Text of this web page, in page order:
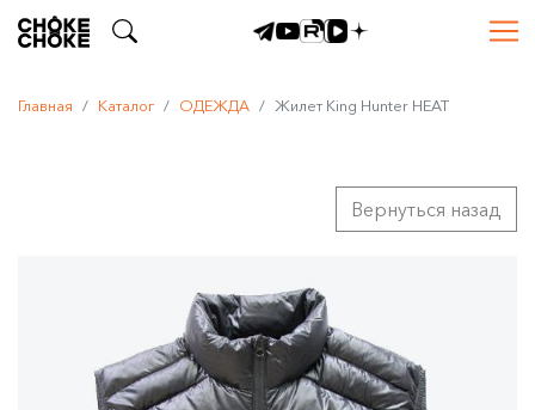
Главная Каталог ОДЕЖДА Жилет King Hunter HEAT
Вернуться назад